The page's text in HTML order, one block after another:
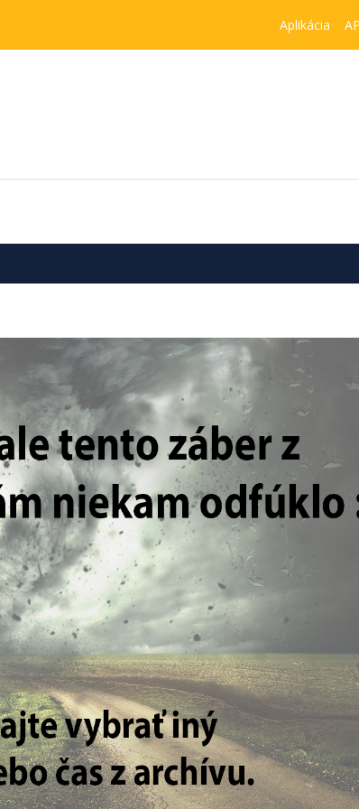
Aplikácia